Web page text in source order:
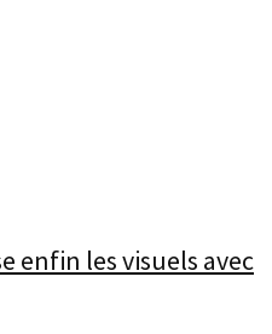
enfin les visuels avec